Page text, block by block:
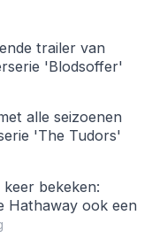
trailer van
'Blodsoffer'
alle seizoenen
'The Tudors'
keer bekeken:
Hathaway ook een